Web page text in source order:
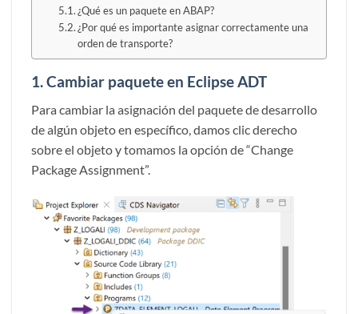
¿Qué es un paquete en ABAP?
¿Por qué es importante asignar correctamente una
orden de transporte?
1.Cambiar paquete en Eclipse ADT
Para cambiar la asignación del paquete de desarrollo
de algún objeto en específico, damos clic derecho
sobre el objeto y tomamos la opción de “Change
Package Assignment”.